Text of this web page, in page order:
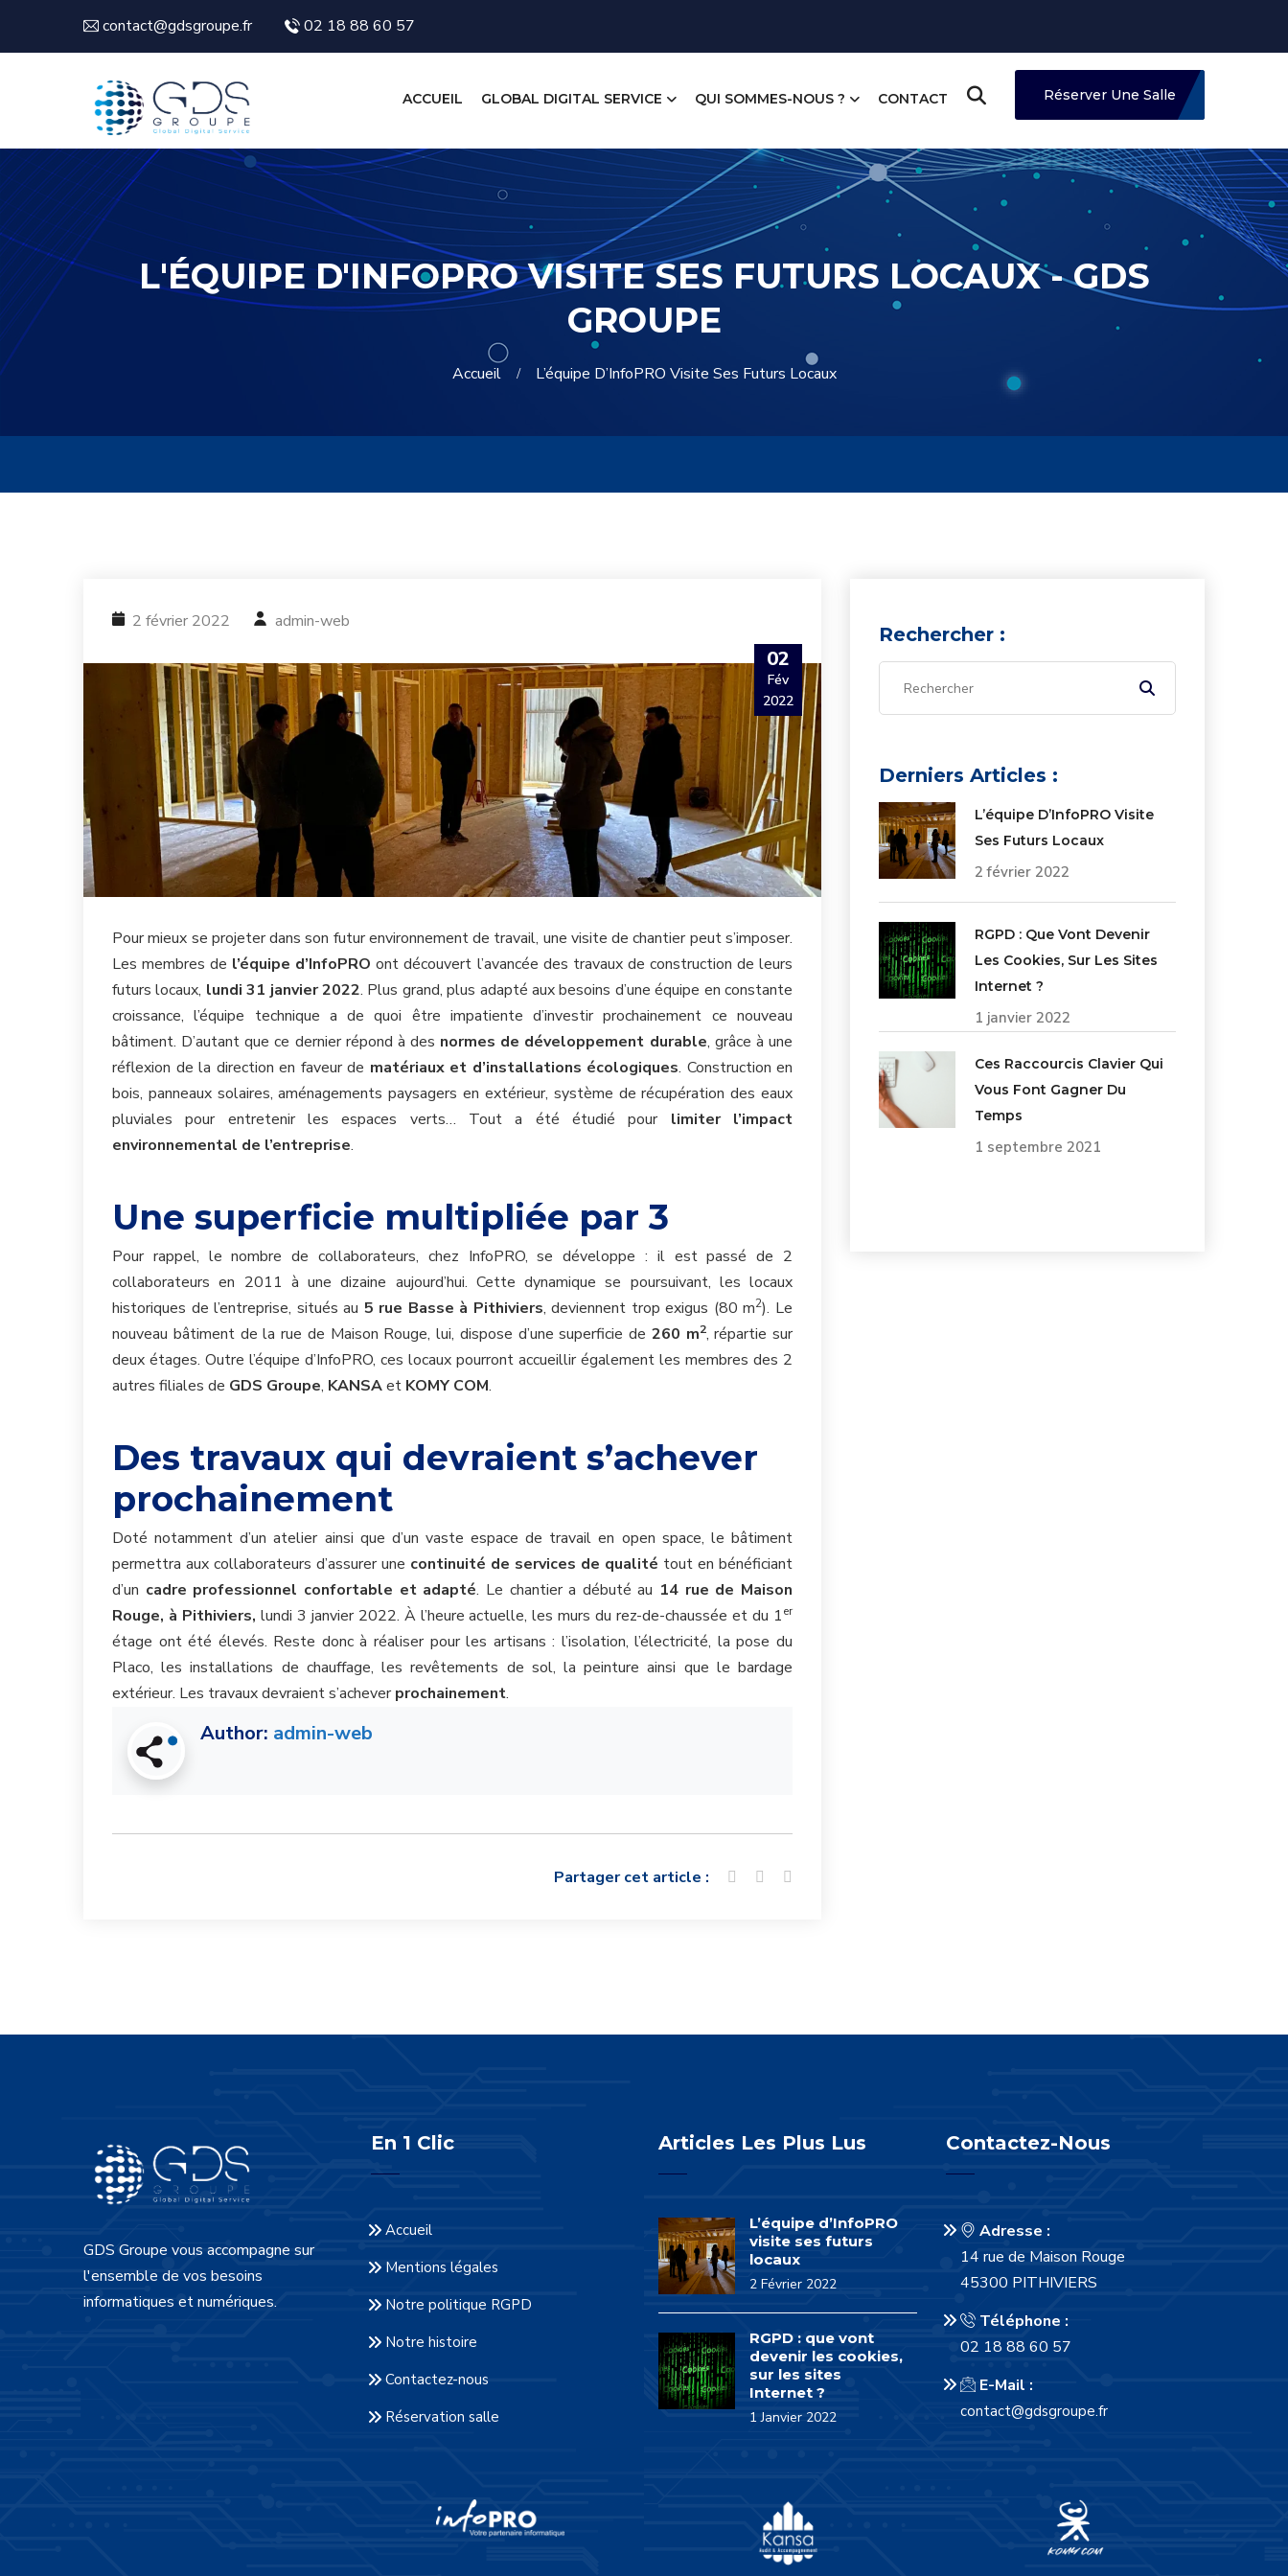
contact@gdsgroupe.fr 02 18 88 60 57
ACCUEIL GLOBAL DIGITAL SERVICE QUI SOMMES-NOUS ? CONTACT Réserver Une Salle
L'ÉQUIPE D'INFOPRO VISITE SES FUTURS LOCAUX - GDS
GROUPE
Accueil L’équipe D’InfoPRO Visite Ses Futurs Locaux
2 février 2022 admin-web
02
Fév
2022
Pour mieux se projeter dans son futur environnement de travail, une visite de chantier peut s’imposer.
Les membres de l’équipe d’InfoPRO ont découvert l’avancée des travaux de construction de leurs
futurs locaux, lundi 31 janvier 2022. Plus grand, plus adapté aux besoins d’une équipe en constante
croissance, l’équipe technique a de quoi être impatiente d’investir prochainement ce nouveau
bâtiment. D’autant que ce dernier répond à des normes de développement durable, grâce à une
réflexion de la direction en faveur de matériaux et d’installations écologiques. Construction en
bois, panneaux solaires, aménagements paysagers en extérieur, système de récupération des eaux
pluviales pour entretenir les espaces verts… Tout a été étudié pour limiter l’impact
environnemental de l’entreprise.
Une superficie multipliée par 3
Pour rappel, le nombre de collaborateurs, chez InfoPRO, se développe : il est passé de 2
collaborateurs en 2011 à une dizaine aujourd’hui. Cette dynamique se poursuivant, les locaux
historiques de l’entreprise, situés au 5 rue Basse à Pithiviers, deviennent trop exigus (80 m2). Le
nouveau bâtiment de la rue de Maison Rouge, lui, dispose d’une superficie de 260 m2, répartie sur
deux étages. Outre l’équipe d’InfoPRO, ces locaux pourront accueillir également les membres des 2
autres filiales de GDS Groupe, KANSAet KOMY COM.
Des travaux qui devraient s’achever
prochainement
Doté notamment d’un atelier ainsi que d’un vaste espace de travail en open space, le bâtiment
permettra aux collaborateurs d’assurer une continuité de services de qualité tout en bénéficiant
d’un cadre professionnel confortable et adapté. Le chantier a débuté au 14 rue de Maison
Rouge, à Pithiviers, lundi 3 janvier 2022. À l’heure actuelle, les murs du rez-de-chaussée et du 1er
étage ont été élevés. Reste donc à réaliser pour les artisans : l’isolation, l’électricité, la pose du
Placo, les installations de chauffage, les revêtements de sol, la peinture ainsi que le bardage
extérieur. Les travaux devraient s’acheverprochainement.
Author: admin-web
Partager cet article :
Rechercher :
Derniers Articles :
L’équipe D’InfoPRO Visite
Ses Futurs Locaux
2 février 2022
RGPD : Que Vont Devenir
Les Cookies, Sur Les Sites
Internet ?
1 janvier 2022
Ces Raccourcis Clavier Qui
Vous Font Gagner Du
Temps
1 septembre 2021
GDS Groupe vous accompagne sur
l'ensemble de vos besoins
informatiques et numériques.
En 1 Clic
Accueil
Mentions légales
Notre politique RGPD
Notre histoire
Contactez-nous
Réservation salle
Articles Les Plus Lus
L’équipe d’InfoPRO
visite ses futurs
locaux
2 Février 2022
RGPD : que vont
devenir les cookies,
sur les sites
Internet ?
1 Janvier 2022
Contactez-Nous
Adresse :
14 rue de Maison Rouge
45300 PITHIVIERS
Téléphone :
02 18 88 60 57
E-Mail :
contact@gdsgroupe.fr